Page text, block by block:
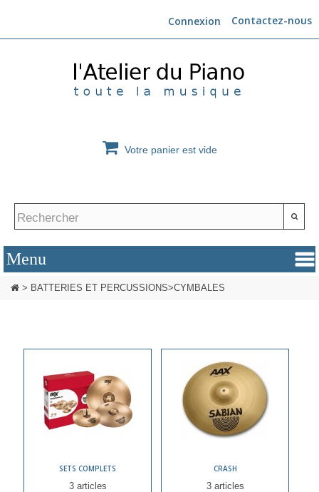
Contactez-nous
Connexion
Votre panier est vide
> BATTERIES ET PERCUSSIONS>CYMBALES
SETS COMPLETS
3 articles
CRASH
3 articles